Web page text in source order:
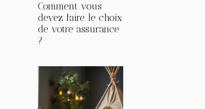
Comment vous
devez faire le choix
de votre assurance
?